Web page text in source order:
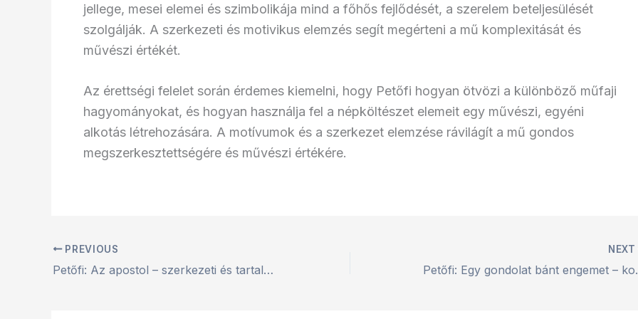
jellege, mesei elemei és szimbolikája mind a főhős fejlődését, a szerelem beteljesülését
szolgálják. A szerkezeti és motivikus elemzés segít megérteni a mű komplexitását és
művészi értékét.
Az érettségi felelet során érdemes kiemelni, hogy Petőfi hogyan ötvözi a különböző műfaji
hagyományokat, és hogyan használja fel a népköltészet elemeit egy művészi, egyéni
alkotás létrehozására. A motívumok és a szerkezet elemzése rávilágít a mű gondos
megszerkesztettségére és művészi értékére.
PREVIOUS
Petőfi: Az apostol – szerkezeti és tartalmi elemzés
NEXT
Petőfi: